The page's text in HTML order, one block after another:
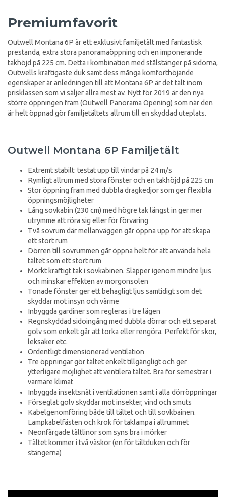
Premiumfavorit
Outwell Montana 6P är ett exklusivt familjetält med fantastisk
prestanda, extra stora panoramaöppning och en imponerande
takhöjd på 225 cm. Detta i kombination med stålstänger på sidorna,
Outwells kraftigaste duk samt dess många komforthöjande
egenskaper är anledningen till att Montana 6P är det tält inom
prisklassen som vi säljer allra mest av. Nytt för 2019 är den nya
större öppningen fram (Outwell Panorama Opening) som när den
är helt öppnad gör familjetältets allrum till en skyddad uteplats.
Outwell Montana 6P Familjetält
Extremt stabilt: testat upp till vindar på 24 m/s
Rymligt allrum med stora fönster och en takhöjd på 225 cm
Stor öppning fram med dubbla dragkedjor som ger flexibla
öppningsmöjligheter
Lång sovkabin (230 cm) med högre tak längst in ger mer
utrymme att röra sig eller för förvaring
Två sovrum där mellanväggen går öppna upp för att skapa
ett stort rum
Dörren till sovrummen går öppna helt för att använda hela
tältet som ett stort rum
Mörkt kraftigt tak i sovkabinen. Släpper igenom mindre ljus
och minskar effekten av morgonsolen
Tonade fönster ger ett behagligt ljus samtidigt som det
skyddar mot insyn och värme
Inbyggda gardiner som regleras i tre lägen
Regnskyddad sidoingång med dubbla dörrar och ett separat
golv som enkelt går att torka eller rengöra. Perfekt för skor,
leksaker etc.
Ordentligt dimensionerad ventilation
Tre öppningar gör tältet enkelt tillgängligt och ger
ytterligare möjlighet att ventilera tältet. Bra för semestrar i
varmare klimat
Inbyggda insektsnät i ventilationen samt i alla dörröppningar
Förseglat golv skyddar mot insekter, vind och smuts
Kabelgenomföring både till tältet och till sovkbainen.
Lampkabelfästen och krok för taklampa i allrummet
Neonfärgade tältlinor som syns bra i mörker
Tältet kommer i två väskor (en för tältduken och för
stängerna)